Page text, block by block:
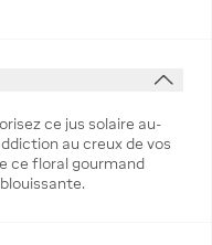
ce jus solaire au-
au creux de vos
ce floral gourmand